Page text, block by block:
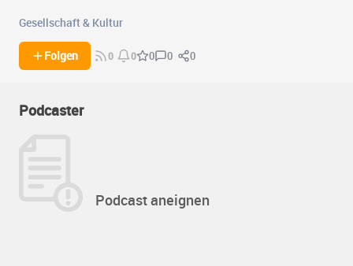
Gesellschaft & Kultur
Folgen 0 0 0 0 0
Podcaster
Podcast aneignen